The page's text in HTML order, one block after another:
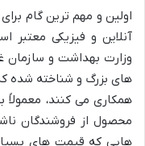
اولین و مهم ترین گام
آنلاین و فیزیکی معتبر
وزارت بهداشت و سازمان
های بزرگ و شناخته شده
همکاری می کنند، معمولاً
محصول از فروشندگان
هایی که قیمت های